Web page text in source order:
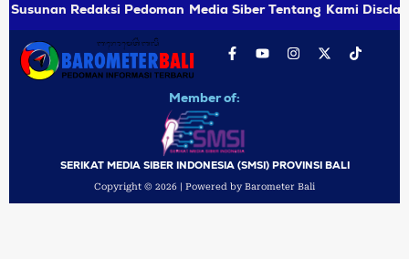
Susunan Redaksi Pedoman Media Siber Tentang Kami
Member of:
SERIKAT MEDIA SIBER INDONESIA (SMSI) PROVINSI BALI
Copyright © 2026 | Powered by Barometer Bali